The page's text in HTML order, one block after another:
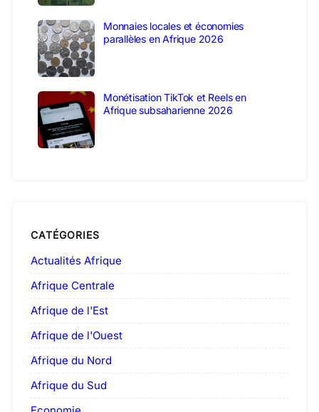
Monnaies locales et économies
parallèles en Afrique 2026
Monétisation TikTok et Reels en
Afrique subsaharienne 2026
CATÉGORIES
Actualités Afrique
Afrique Centrale
Afrique de l'Est
Afrique de l'Ouest
Afrique du Nord
Afrique du Sud